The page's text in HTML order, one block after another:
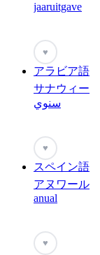
jaaruitgave
♥
アラビア語
サナウィー
سنوي
♥
スペイン語
アヌワール
anual
♥